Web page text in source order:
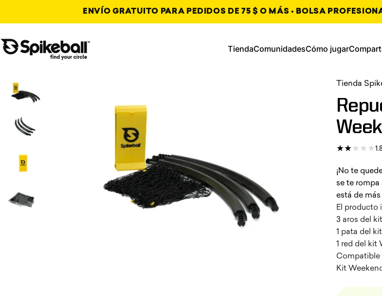
ENVÍO GRATUITO PARA PEDIDOS DE 75 $ O MÁS • BOLSA
Tienda Spikeball TiendaComunidadesCómo jugar
Tienda
¡No te
se te rompa
está de
El producto
3 aros del
1 pata del
1 red del kit
Compatible
Kit
, se abre en
, se abre en
, se abre en